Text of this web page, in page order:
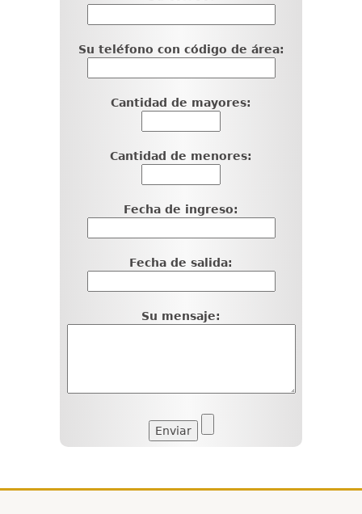
Su teléfono con código de área:
Cantidad de mayores:
Cantidad de menores:
Fecha de ingreso:
Fecha de salida:
Su mensaje: